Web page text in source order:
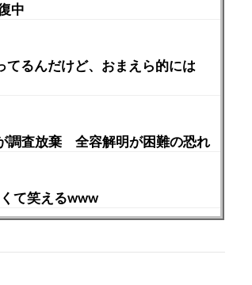
中
てるんだけど、おまえら的には
調査放棄 全容解明が困難の恐れ
て笑えるwww